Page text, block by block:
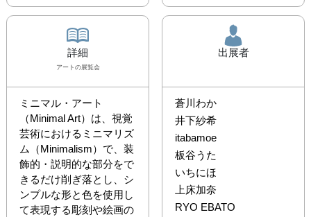
詳細
アート の展覧会
ミニマル・アート
（Minimal Art）は、視覚
芸術におけるミニマリズ
ム（Minimalism）で、装
飾的・説明的な部分をで
きるだけ削ぎ落とし、シ
ンプルな形と色を使用し
て表現する彫刻や絵画の
出展者
蒼川わか
井下紗希
itabamoe
板谷うた
いちにほ
上床加奈
RYO EBATO